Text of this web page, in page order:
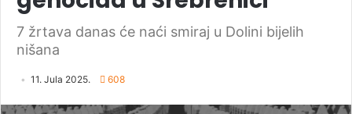
7 žrtava danas će naći smiraj u Dolini bijelih
nišana
11. Jula 2025. 608